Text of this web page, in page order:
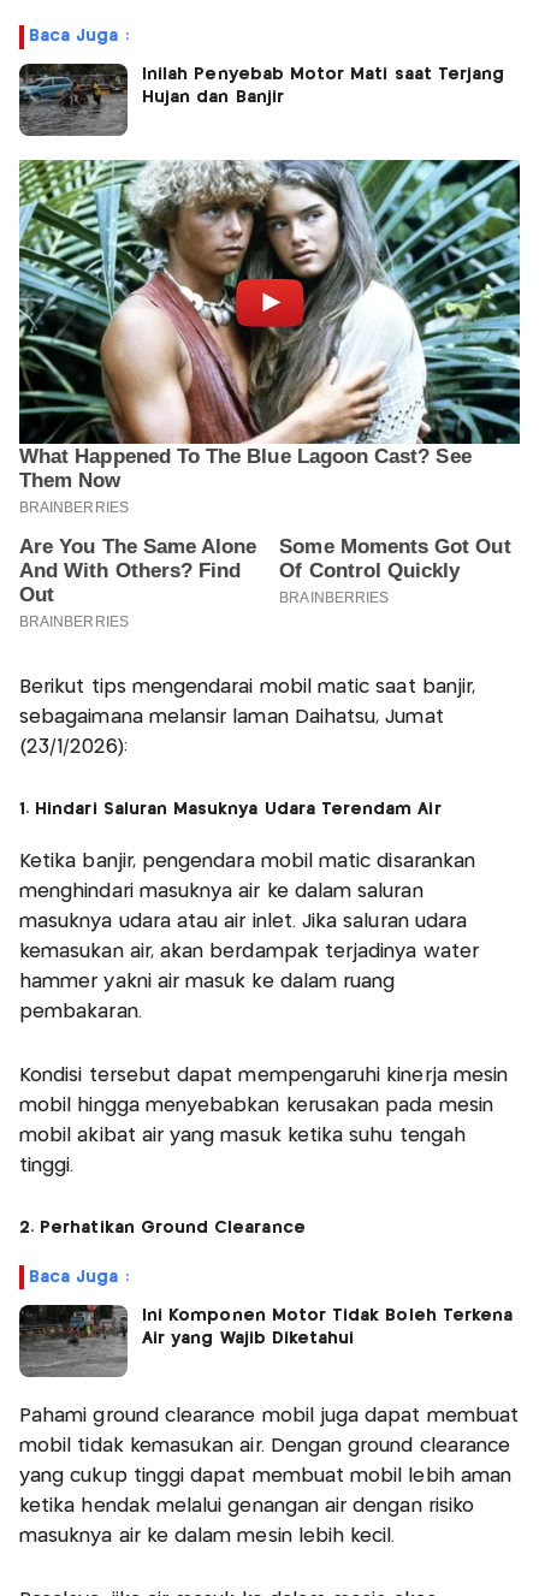
Baca Juga :
Inilah Penyebab Motor Mati saat Terjang
Hujan dan Banjir
Berikut tips mengendarai mobil matic saat banjir,
sebagaimana melansir laman Daihatsu, Jumat
(23/1/2026):
1. Hindari Saluran Masuknya Udara Terendam Air
Ketika banjir, pengendara mobil matic disarankan
menghindari masuknya air ke dalam saluran
masuknya udara atau air inlet. Jika saluran udara
kemasukan air, akan berdampak terjadinya water
hammer yakni air masuk ke dalam ruang
pembakaran.
Kondisi tersebut dapat mempengaruhi kinerja mesin
mobil hingga menyebabkan kerusakan pada mesin
mobil akibat air yang masuk ketika suhu tengah
tinggi.
2. Perhatikan Ground Clearance
Baca Juga :
Ini Komponen Motor Tidak Boleh Terkena
Air yang Wajib Diketahui
Pahami ground clearance mobil juga dapat membuat
mobil tidak kemasukan air. Dengan ground clearance
yang cukup tinggi dapat membuat mobil lebih aman
ketika hendak melalui genangan air dengan risiko
masuknya air ke dalam mesin lebih kecil.